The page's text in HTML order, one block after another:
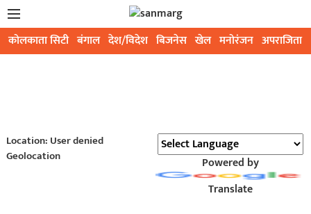
कोलकाता सिटी बंगाल देश/विदेश बिजनेस खेल मनोरंजन अपराजिता
Location: User denied
Geolocation
Powered by
Translate